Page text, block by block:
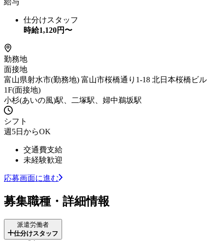
給与
仕分けスタッフ
時給1,120円〜
勤務地
面接地
富山県射水市(勤務地) 富山市桜橋通り1-18 北日本桜橋ビル
1F(面接地)
小杉(あいの風)駅、二塚駅、婦中鵜坂駅
シフト
週5日からOK
交通費支給
未経験歓迎
応募画面に進む
募集職種・詳細情報
派遣労働者
仕分けスタッフ